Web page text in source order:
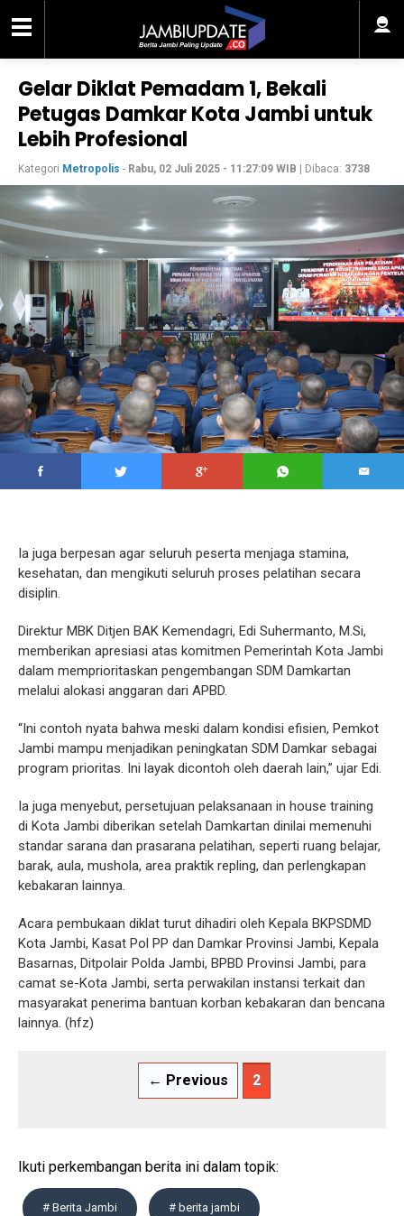
Gelar Diklat Pemadam 1, Bekali
Petugas Damkar Kota Jambi untuk
Lebih Profesional
Kategori Metropolis - Rabu, 02 Juli 2025 - 11:27:09 WIB | Dibaca: 3738
Ia juga berpesan agar seluruh peserta menjaga stamina,
kesehatan, dan mengikuti seluruh proses pelatihan secara
disiplin.
Direktur MBK Ditjen BAK Kemendagri, Edi Suhermanto, M.Si,
memberikan apresiasi atas komitmen Pemerintah Kota Jambi
dalam memprioritaskan pengembangan SDM Damkartan
melalui alokasi anggaran dari APBD.
“Ini contoh nyata bahwa meski dalam kondisi efisien, Pemkot
Jambi mampu menjadikan peningkatan SDM Damkar sebagai
program prioritas. Ini layak dicontoh oleh daerah lain,” ujar Edi.
Ia juga menyebut, persetujuan pelaksanaan in house training
di Kota Jambi diberikan setelah Damkartan dinilai memenuhi
standar sarana dan prasarana pelatihan, seperti ruang belajar,
barak, aula, mushola, area praktik repling, dan perlengkapan
kebakaran lainnya.
Acara pembukaan diklat turut dihadiri oleh Kepala BKPSDMD
Kota Jambi, Kasat Pol PP dan Damkar Provinsi Jambi, Kepala
Basarnas, Ditpolair Polda Jambi, BPBD Provinsi Jambi, para
camat se-Kota Jambi, serta perwakilan instansi terkait dan
masyarakat penerima bantuan korban kebakaran dan bencana
lainnya. (hfz)
← Previous 2
Ikuti perkembangan berita ini dalam topik:
# Berita Jambi # berita jambi